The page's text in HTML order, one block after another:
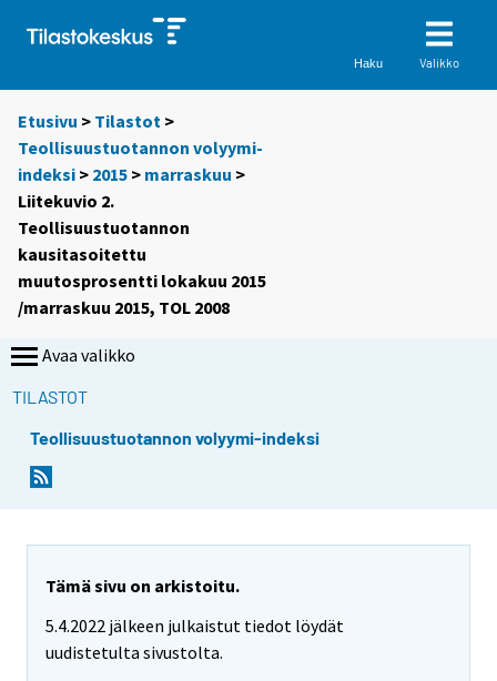
Haku Valikko
Etusivu > Tilastot >
Teollisuustuotannon volyymi-
indeksi > 2015 > marraskuu >
Liitekuvio 2.
Teollisuustuotannon
kausitasoitettu
muutosprosentti lokakuu 2015
/marraskuu 2015, TOL 2008
Avaa valikko
TILASTOT
Teollisuustuotannon volyymi-indeksi
Tämä sivu on arkistoitu.
5.4.2022 jälkeen julkaistut tiedot löydät
uudistetulta sivustolta.